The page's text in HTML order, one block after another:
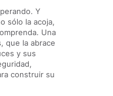
Y
sólo la acoja,
Una
que la abrace
y sus
construir su